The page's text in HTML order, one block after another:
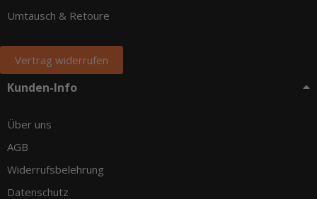
Umtausch & Retoure
Vertrag widerrufen
Kunden-Info
Über uns
AGB
Widerrufsbelehrung
Datenschutz